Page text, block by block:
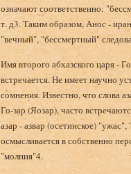
означают соответственно:
т. д3. Таким образом, Анос -
"вечный", "бессмертный"
Имя второго абхазского царя -
встречается. Не имеет научно
сомнения. Известно, что слова
Го-зар (Яозар), часто
азар - азвар (осетинское)
осмысливается в собственно
"молния"4.